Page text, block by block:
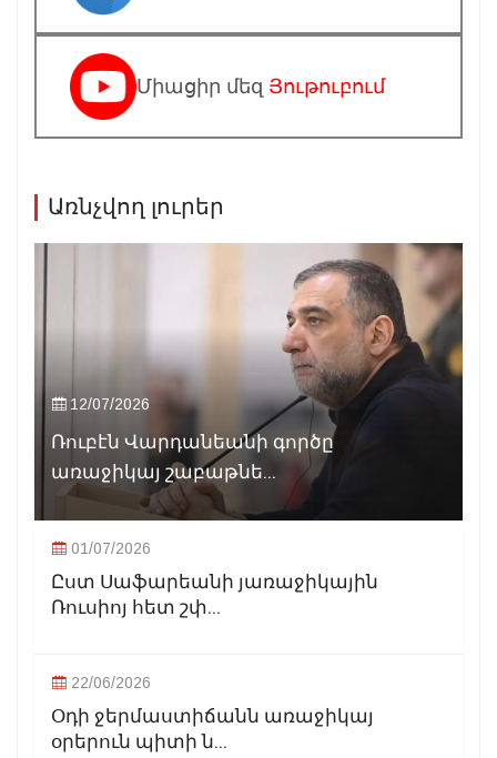
Միացիր մեզ Յութուբում
Առնչվող լուրեր
12/07/2026
Ռուբէն Վարդանեանի գործը
առաջիկայ շաբաթնե...
01/07/2026
Ըստ Սաֆարեանի յառաջիկային
Ռուսիոյ հետ շփ...
22/06/2026
Օդի ջերմաստիճանն առաջիկայ
օրերուն պիտի ն...